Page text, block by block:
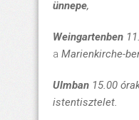
ünnepe,
Weingartenben
a Marienkirche-
Ulmban 15.00
istentisztelet.